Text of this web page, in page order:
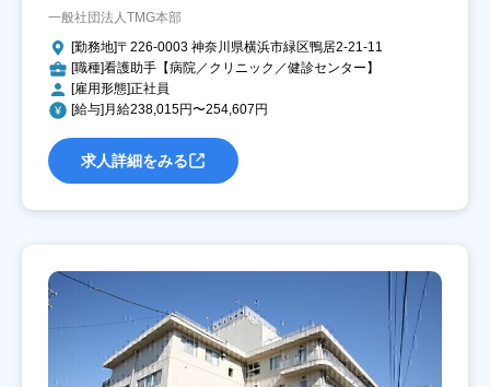
一般社団法人TMG本部
[勤務地]〒226-0003 神奈川県横浜市緑区鴨居2-21-11
[職種]看護助手【病院／クリニック／健診センター】
[雇用形態]正社員
[給与]月給238,015円〜254,607円
求人詳細をみる